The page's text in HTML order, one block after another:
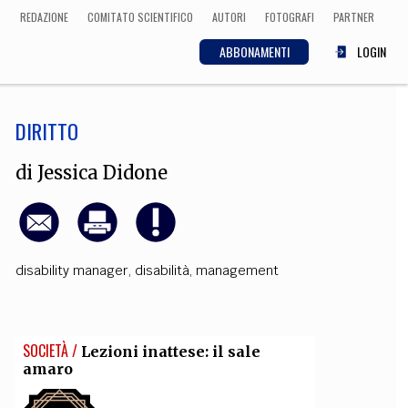
REDAZIONE COMITATO SCIENTIFICO AUTORI FOTOGRAFI PARTNER
ABBONAMENTI LOGIN
ECONOMIA
CULTURA
Musica,
DIRITTO
di Jessica Didone
disability manager, disabilità, management
SOCIETÀ / Lezioni inattese: il sale
amaro